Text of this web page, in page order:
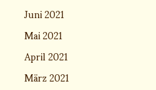
Juni 2021
Mai 2021
April 2021
März 2021